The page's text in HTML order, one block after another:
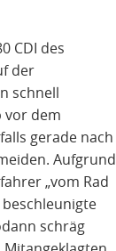
CDI des
der
schnell
vor dem
gerade nach
Aufgrund
„vom Rad
schräg